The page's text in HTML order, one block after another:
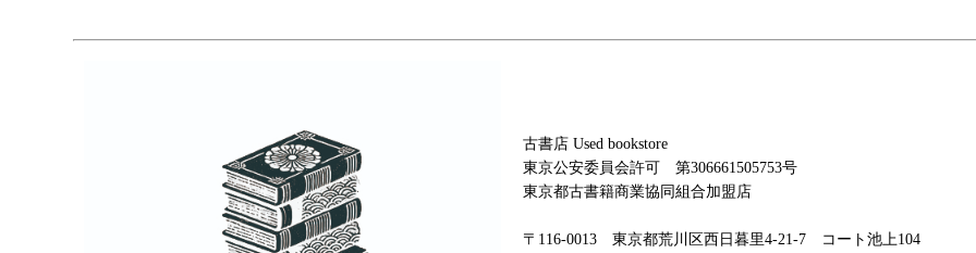
古書店 Used bookstore
東京公安委員会許可 第306661505753号
東京都古書籍商業協同組合加盟店
〒116-0013 東京都荒川区西日暮里4-21-7 コート池上104